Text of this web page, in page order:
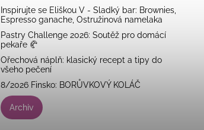
Inspirujte se Eliškou V - Sladký bar: Brownies,
Espresso ganache, Ostružinová namelaka
Pastry Challenge 2026: Soutěž pro domácí
pekaře 🥐
Ořechová náplň: klasický recept a tipy do
všeho pečení
8/2026 Finsko: BORŮVKOVÝ KOLÁČ
Archiv